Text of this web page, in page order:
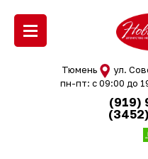
Тюмень
ул.
пн-пт: с 09:00 до
(919)